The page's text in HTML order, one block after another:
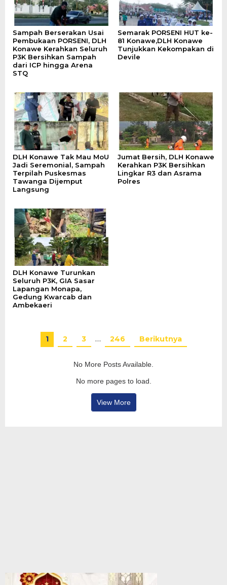
Sampah Berserakan Usai
Pembukaan PORSENI, DLH
Konawe Kerahkan Seluruh
P3K Bersihkan Sampah
dari ICP hingga Arena
STQ
Semarak PORSENI HUT ke-
81 Konawe,DLH Konawe
Tunjukkan Kekompakan di
Devile
DLH Konawe Tak Mau MoU
Jadi Seremonial, Sampah
Terpilah Puskesmas
Tawanga Dijemput
Langsung
Jumat Bersih, DLH Konawe
Kerahkan P3K Bersihkan
Lingkar R3 dan Asrama
Polres
DLH Konawe Turunkan
Seluruh P3K, GIA Sasar
Lapangan Monapa,
Gedung Kwarcab dan
Ambekaeri
1 2 3 … 246 Berikutnya
No More Posts Available.
No more pages to load.
View More